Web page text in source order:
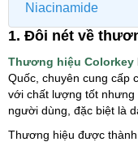
Niacinamide
1. Đôi nét về
Thương hiệu Colorkey
Quốc, chuyên cung cấp
với chất lượng tốt
người dùng, đặc biệt là
Thương hiệu được